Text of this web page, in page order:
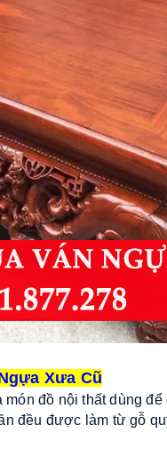
Xưa Cũ
đồ nội thất dùng
đều được làm từ gỗ